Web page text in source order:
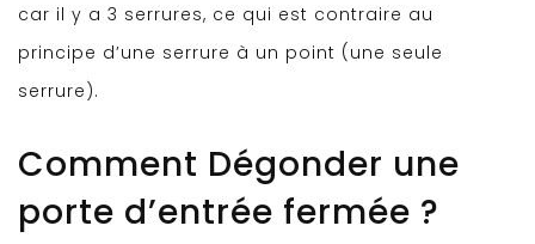
car il y a 3 serrures, ce qui est contraire au
principe d’une serrure à un point (une seule
serrure).
Comment Dégonder une
porte d’entrée fermée ?